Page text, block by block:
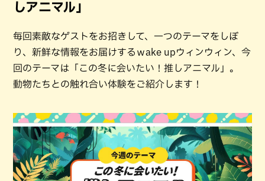
しアニマル」
毎回素敵なゲストをお招きして、一つのテーマをしぼ
り、新鮮な情報をお届けするｗake upウィンウィン、今
回のテーマは「この冬に会いたい！推しアニマル」。
動物たちとの触れ合い体験をご紹介します！